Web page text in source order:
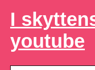
I
youtube